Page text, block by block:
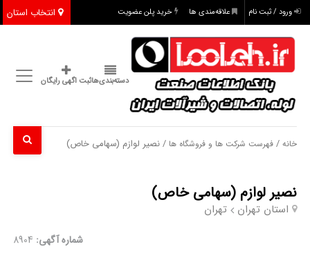
انتخاب استان ورود / ثبت نام علاقه‌مندی ها خرید پلن عضویت
دسته‌بندی‌هاثبت اگهی رایگان
خانه /فهرست شرکت ها و فروشگاه ها / نصیر لوازم (سهامی خاص)
نصیر لوازم (سهامی خاص)
استان تهران تهران
شماره آگهی: 8904